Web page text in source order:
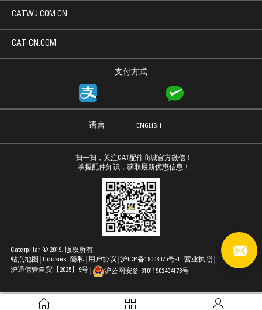
支付方式
CATWJ.COM.CN
CAT-CN.COM
语言 ENGLISH
扫一扫，关注CAT配件商城官方微信！
掌握配件知识，获取最新优惠信息！
站点地图 Cookies 隐私 用户协议
Caterpillar © 2019. 版权所有.
沪ICP备19008075号-1
营业执照
沪通信管自贸【2025】9号
沪公网安备 31011502404176号